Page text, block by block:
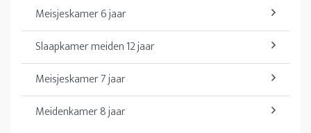
Meisjeskamer 6 jaar
Slaapkamer meiden 12 jaar
Meisjeskamer 7 jaar
Meidenkamer 8 jaar